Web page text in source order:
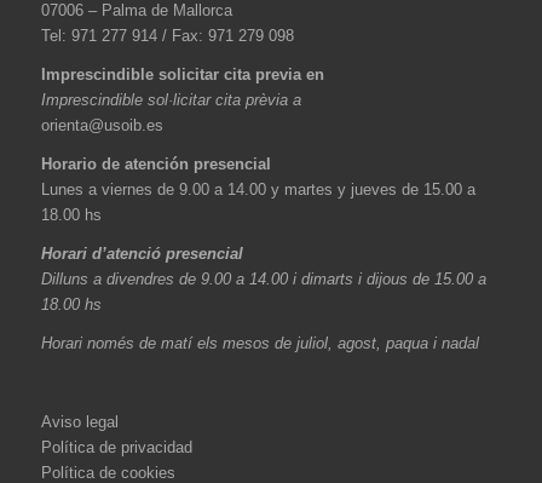
07006 – Palma de Mallorca
Tel: 971 277 914 / Fax: 971 279 098
Imprescindible solicitar cita previa en
Imprescindible sol·licitar cita prèvia a
orienta@usoib.es
Horario de atención presencial
Lunes a viernes de 9.00 a 14.00 y martes y jueves de 15.00 a
18.00 hs
Horari d’atenció presencial
Dilluns a divendres de 9.00 a 14.00 i dimarts i dijous de 15.00 a
18.00 hs
Horari només de matí els mesos de juliol, agost, paqua i nadal
Aviso legal
Política de privacidad
Política de cookies